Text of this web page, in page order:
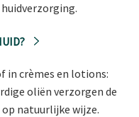
huidverzorging.
in crèmes en lotions:
oliën verzorgen de
op natuurlijke wijze.